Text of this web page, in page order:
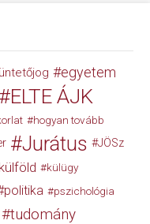
egyetem
ELTE ÁJK
hogyan tovább
Jurátus JÖSz
külföld külügy
politika pszichológia
tudomány